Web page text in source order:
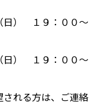
１９：００〜
１９：００〜
れる方は、ご連絡